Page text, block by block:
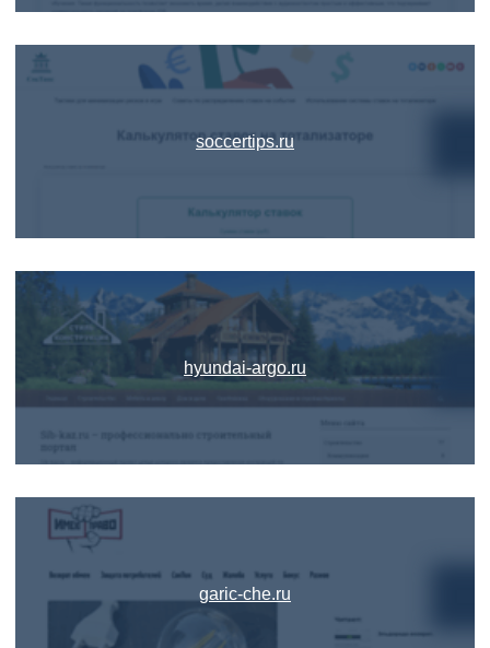
soccertips.ru
hyundai-argo.ru
garic-che.ru